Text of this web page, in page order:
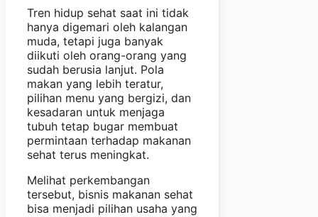
Tren hidup sehat saat ini tidak
hanya digemari oleh kalangan
muda, tetapi juga banyak
diikuti oleh orang-orang yang
sudah berusia lanjut. Pola
makan yang lebih teratur,
pilihan menu yang bergizi, dan
kesadaran untuk menjaga
tubuh tetap bugar membuat
permintaan terhadap makanan
sehat terus meningkat.
Melihat perkembangan
tersebut, bisnis makanan sehat
bisa menjadi pilihan usaha yang